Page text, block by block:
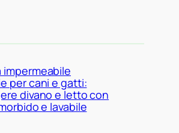
per cani e gatti:
divano e letto con
e lavabile